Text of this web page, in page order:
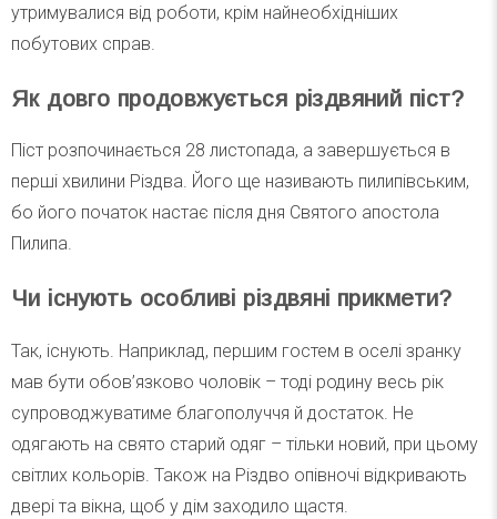
утримувалися від роботи, крім найнеобхідніших
побутових справ.
Як довго продовжується різдвяний піст?
Піст розпочинається 28 листопада, а завершується в
перші хвилини Різдва. Його ще називають пилипівським,
бо його початок настає після дня Святого апостола
Пилипа.
Чи існують особливі різдвяні прикмети?
Так, існують. Наприклад, першим гостем в оселі зранку
мав бути обов’язково чоловік – тоді родину весь рік
супроводжуватиме благополуччя й достаток. Не
одягають на свято старий одяг – тільки новий, при цьому
світлих кольорів. Також на Різдво опівночі відкривають
двері та вікна, щоб у дім заходило щастя.